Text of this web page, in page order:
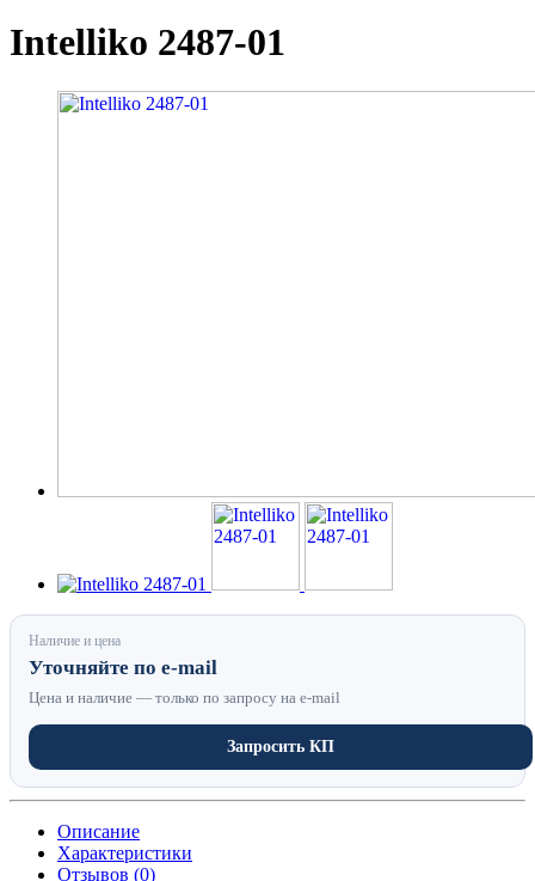
Intelliko 2487-01
Наличие и цена
Уточняйте по e-mail
Цена и наличие — только по запросу на e-mail
Запросить КП
Описание
Характеристики
Отзывов (0)